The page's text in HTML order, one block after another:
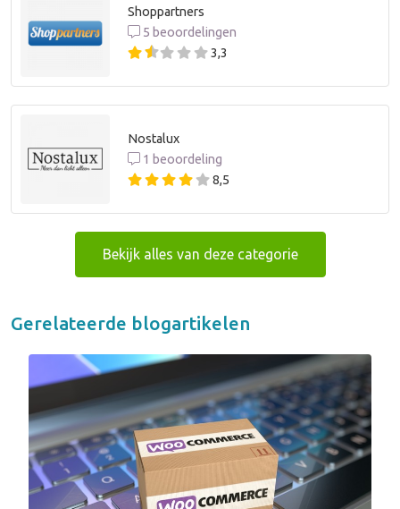
Shoppartners
5 beoordelingen
3,3
Nostalux
1 beoordeling
8,5
Bekijk alles van deze categorie
Gerelateerde blogartikelen